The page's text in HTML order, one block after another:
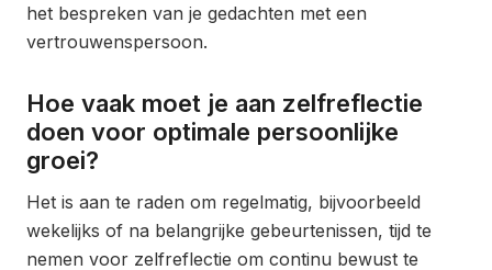
het bespreken van je gedachten met een
vertrouwenspersoon.
Hoe vaak moet je aan zelfreflectie
doen voor optimale persoonlijke
groei?
Het is aan te raden om regelmatig, bijvoorbeeld
wekelijks of na belangrijke gebeurtenissen, tijd te
nemen voor zelfreflectie om continu bewust te